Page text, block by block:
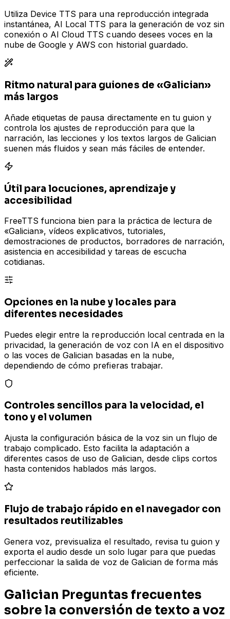
Utiliza Device TTS para una reproducción integrada
instantánea, AI Local TTS para la generación de voz sin
conexión o AI Cloud TTS cuando desees voces en la
nube de Google y AWS con historial guardado.
Ritmo natural para guiones de «Galician»
más largos
Añade etiquetas de pausa directamente en tu guion y
controla los ajustes de reproducción para que la
narración, las lecciones y los textos largos de Galician
suenen más fluidos y sean más fáciles de entender.
Útil para locuciones, aprendizaje y
accesibilidad
FreeTTS funciona bien para la práctica de lectura de
«Galician», vídeos explicativos, tutoriales,
demostraciones de productos, borradores de narración,
asistencia en accesibilidad y tareas de escucha
cotidianas.
Opciones en la nube y locales para
diferentes necesidades
Puedes elegir entre la reproducción local centrada en la
privacidad, la generación de voz con IA en el dispositivo
o las voces de Galician basadas en la nube,
dependiendo de cómo prefieras trabajar.
Controles sencillos para la velocidad, el
tono y el volumen
Ajusta la configuración básica de la voz sin un flujo de
trabajo complicado. Esto facilita la adaptación a
diferentes casos de uso de Galician, desde clips cortos
hasta contenidos hablados más largos.
Flujo de trabajo rápido en el navegador con
resultados reutilizables
Genera voz, previsualiza el resultado, revisa tu guion y
exporta el audio desde un solo lugar para que puedas
perfeccionar la salida de voz de Galician de forma más
eficiente.
Galician Preguntas frecuentes
sobre la conversión de texto a voz